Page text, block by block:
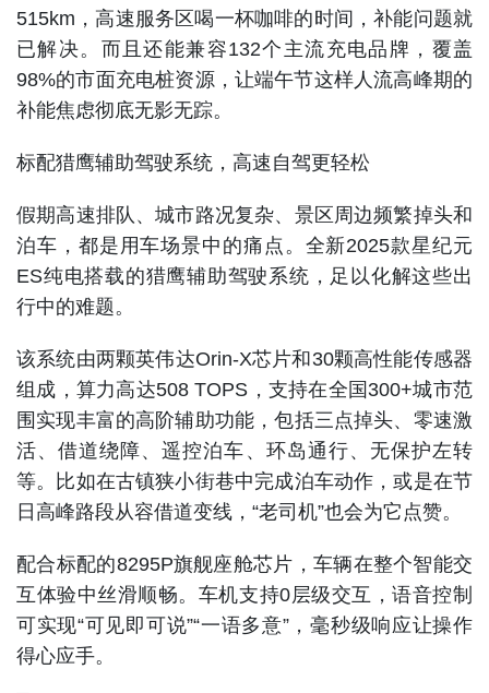
515km，高速服务区喝一杯咖啡的时间，补能问题就
已解决。而且还能兼容132个主流充电品牌，覆盖
98%的市面充电桩资源，让端午节这样人流高峰期的
补能焦虑彻底无影无踪。
标配猎鹰辅助驾驶系统，高速自驾更轻松
假期高速排队、城市路况复杂、景区周边频繁掉头和
泊车，都是用车场景中的痛点。全新2025款星纪元
ES纯电搭载的猎鹰辅助驾驶系统，足以化解这些出
行中的难题。
该系统由两颗英伟达Orin-X芯片和30颗高性能传感器
组成，算力高达508 TOPS，支持在全国300+城市范
围实现丰富的高阶辅助功能，包括三点掉头、零速激
活、借道绕障、遥控泊车、环岛通行、无保护左转
等。比如在古镇狭小街巷中完成泊车动作，或是在节
日高峰路段从容借道变线，“老司机”也会为它点赞。
配合标配的8295P旗舰座舱芯片，车辆在整个智能交
互体验中丝滑顺畅。车机支持0层级交互，语音控制
可实现“可见即可说”“一语多意”，毫秒级响应让操作
得心应手。